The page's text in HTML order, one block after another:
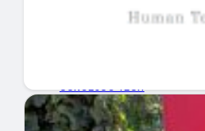
GUÍA DE COMPRA
MERCADOS Y TENDENCIAS